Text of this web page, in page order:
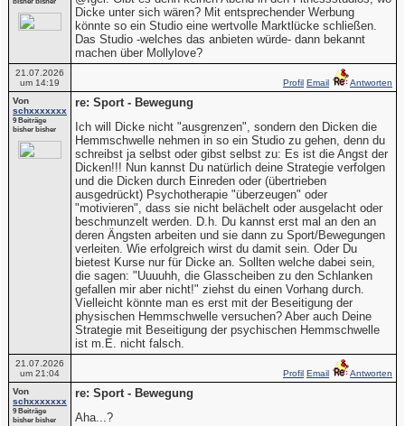
Dicke unter sich wären? Mit entsprechender Werbung
könnte so ein Studio eine wertvolle Marktlücke schließen.
Das Studio -welches das anbieten würde- dann bekannt
machen über Mollylove?
21.07.2026
um 14:19
Profil Email
Antworten
Von
schxxxxxxx
9 Beiträge
bisher bisher
re: Sport - Bewegung
Ich will Dicke nicht "ausgrenzen", sondern den Dicken die
Hemmschwelle nehmen in so ein Studio zu gehen, denn du
schreibst ja selbst oder gibst selbst zu: Es ist die Angst der
Dicken!!! Nun kannst Du natürlich deine Strategie verfolgen
und die Dicken durch Einreden oder (übertrieben
ausgedrückt) Psychotherapie "überzeugen" oder
"motivieren", dass sie nicht belächelt oder ausgelacht oder
beschmunzelt werden. D.h. Du kannst erst mal an den an
deren Ängsten arbeiten und sie dann zu Sport/Bewegungen
verleiten. Wie erfolgreich wirst du damit sein. Oder Du
bietest Kurse nur für Dicke an. Sollten welche dabei sein,
die sagen: "Uuuuhh, die Glasscheiben zu den Schlanken
gefallen mir aber nicht!" ziehst du einen Vorhang durch.
Vielleicht könnte man es erst mit der Beseitigung der
physischen Hemmschwelle versuchen? Aber auch Deine
Strategie mit Beseitigung der psychischen Hemmschwelle
ist m.E. nicht falsch.
21.07.2026
um 21:04
Profil Email
Antworten
Von
schxxxxxxx
9 Beiträge
bisher bisher
re: Sport - Bewegung
Aha...?